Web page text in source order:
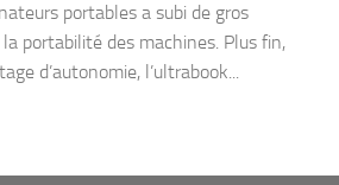
portables a subi de gros
portabilité des machines. Plus fin,
d’autonomie, l’ultrabook...